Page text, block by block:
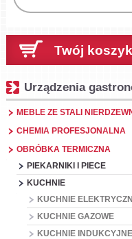
Twój
Urządzenia
MEBLE ZE STALI
CHEMIA PROFESJONALNA
OBRÓBKA TERMICZNA
PIEKARNIKI I PIECE
KUCHNIE
KUCHNIE
KUCHNIE GAZOWE
KUCHNIE INDUKCYJNE